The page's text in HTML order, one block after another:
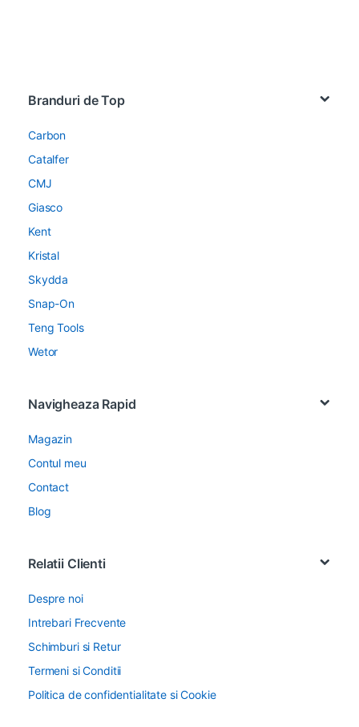
Branduri de Top
Carbon
Catalfer
CMJ
Giasco
Kent
Kristal
Skydda
Snap-On
Teng Tools
Wetor
Navigheaza Rapid
Magazin
Contul meu
Contact
Blog
Relatii Clienti
Despre noi
Intrebari Frecvente
Schimburi si Retur
Termeni si Conditii
Politica de confidentialitate si Cookie